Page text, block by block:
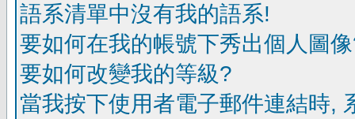
語系清單中沒有我的語系!
要如何在我的帳號下秀出個人圖
要如何改變我的等級?
當我按下使用者電子郵件連結時,